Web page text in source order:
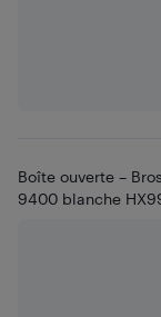
Boîte ouverte –
9400 blanche